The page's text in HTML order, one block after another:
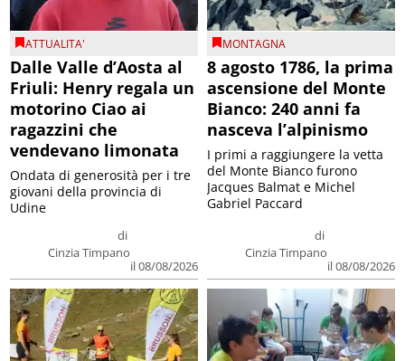
ATTUALITA'
Dalle Valle d’Aosta al
Friuli: Henry regala un
motorino Ciao ai
ragazzini che
vendevano limonata
di
Cinzia Timpano
il 08/08/2026
Ondata di generosità per i tre
giovani della provincia di
Udine
MONTAGNA
8 agosto 1786, la prima
ascensione del Monte
Bianco: 240 anni fa
nasceva l’alpinismo
di
Cinzia Timpano
il 08/08/2026
I primi a raggiungere la vetta
del Monte Bianco furono
Jacques Balmat e Michel
Gabriel Paccard